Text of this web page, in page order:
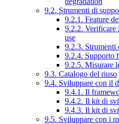
9.2. Strumenti di
9.2.1. Feature
9.2.2. Verificare
use
9.2.3. Strumenti
9.2.4. Supporto
9.2.5. Misurare
9.3. Catalogo del riuso
9.4. Sviluppare con il
9.4.1. Il
9.4.2. Il kit di
9.4.3. Il kit di
9.5. Sviluppare con i